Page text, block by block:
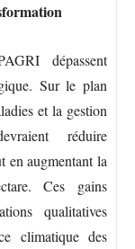
dépassent
Sur le plan
et la gestion
réduire
en augmentant la
Ces gains
qualitatives
climatique des